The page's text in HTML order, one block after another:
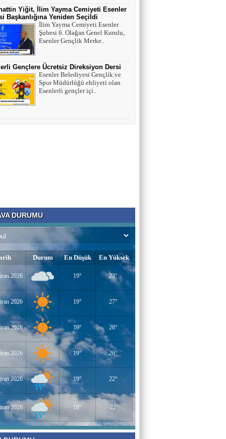
AV. SEDAT İLBEGİ
YENİ PARTİ (Seçilmişlerin Mahvına,
Statükonun Devamına…)
HAMZA BALCI
"DİRİ DİRİ TOPRAĞA GÖMÜLEN
KIZA,HANGİ GÜNAHTAN ÖTÜRÜ
ÖLDÜRÜLDÜĞÜ SORULDUĞU
Uğur Çoban
Bir Derviş
Kadın İstihdamı mı, Aileyi Bitirme Projesi
Tarık Sharabaty
Yapay Zeka ve İş Hayatındaki Değişimler
Esenlerin Ablası
BAŞARILI OLMANIN SIRLARI
Sümeyye KAYA
Miraç Gecesi
Muhammed Süleyman Çelebi
Hamburgun karanlık sokakları
Yiğit, İlim Yayma Cemiyeti Esenler
Başkanlığına Yeniden Seçildi
İlim Yayma Cemiyeti Esenler
Şubesi 6. Olağan Genel Kurulu,
Esenler Gençlik Merke..
Gençlere Ücretsiz Direksiyon Dersi
Esenler Belediyesi Gençlik ve
Spor Müdürlüğü ehliyeti olan
Esenlerli gençler içi..
DURUMU
Durum En Düşük En Yüksek
2026 19° 23°
2026 19° 27°
2026 19° 28°
2026 19° 26°
2026 19° 22°
2026 18° 22°